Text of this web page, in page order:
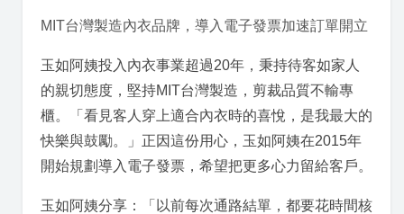
MIT台灣製造內衣品牌，導入電子發票加速訂單開立
玉如阿姨投入內衣事業超過20年，秉持待客如家人
的親切態度，堅持MIT台灣製造，剪裁品質不輸專
櫃。「看見客人穿上適合內衣時的喜悅，是我最大的
快樂與鼓勵。」正因這份用心，玉如阿姨在2015年
開始規劃導入電子發票，希望把更多心力留給客戶。
玉如阿姨分享：「以前每次通路結單，都要花時間核